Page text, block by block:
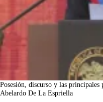
Posesión, discurso y las principales
Abelardo De La Espriella